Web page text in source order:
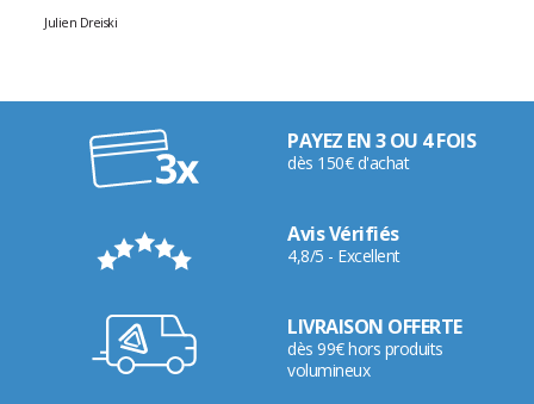
Julien Dreiski
PAYEZ EN 3 OU 4 FOIS
dès 150€ d'achat
Avis Vérifiés
4,8/5 - Excellent
LIVRAISON OFFERTE
dès 99€ hors produits
volumineux